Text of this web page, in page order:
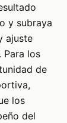
y subraya
ajuste
Para los
de
los
del